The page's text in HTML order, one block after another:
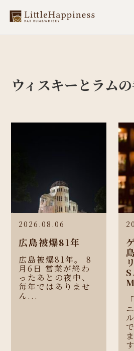
ウィスキーとラム
2026.08.06
広島被爆81年
広島被爆81年。 8
月6日 営業が終わ
ったあとの夜中、
毎年ではありませ
ん...